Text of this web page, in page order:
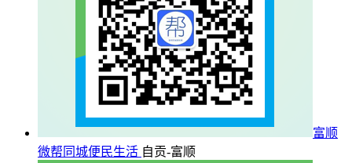
富顺
微帮同城便民生活 自贡-富顺